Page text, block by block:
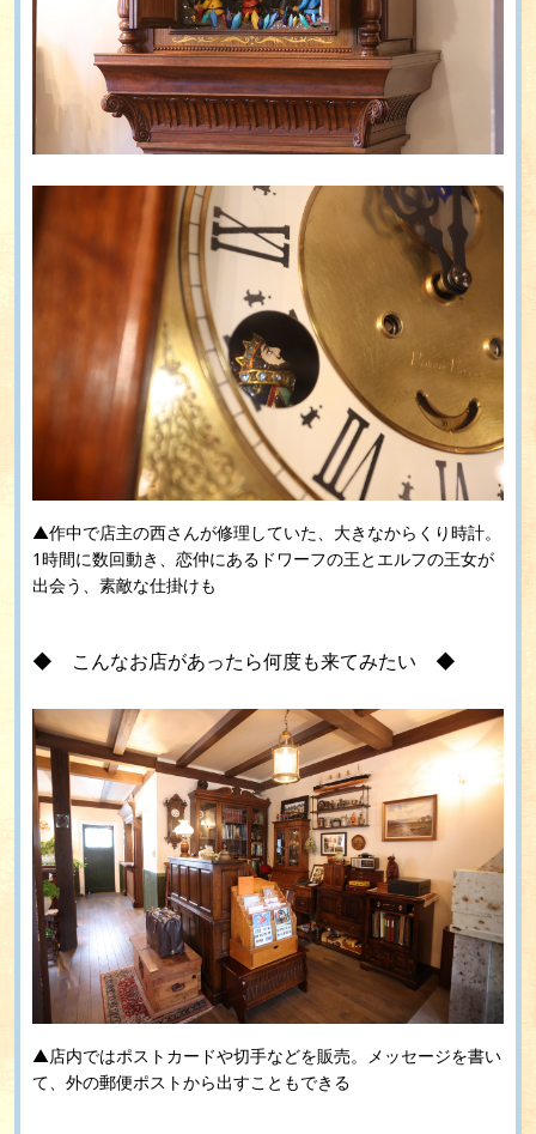
▲作中で店主の西さんが修理していた、大きなからくり時計。
1時間に数回動き、恋仲にあるドワーフの王とエルフの王女が
出会う、素敵な仕掛けも
◆ こんなお店があったら何度も来てみたい ◆
▲店内ではポストカードや切手などを販売。メッセージを書い
て、外の郵便ポストから出すこともできる